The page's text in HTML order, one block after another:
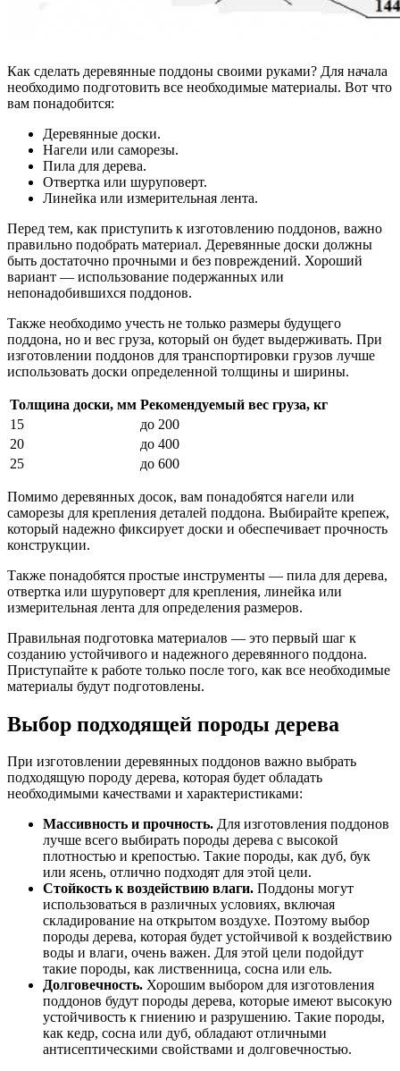
Как сделать деревянные поддоны своими руками? Для начала
необходимо подготовить все необходимые материалы. Вот что
вам понадобится:
Деревянные доски.
Нагели или саморезы.
Пила для дерева.
Отвертка или шуруповерт.
Линейка или измерительная лента.
Перед тем, как приступить к изготовлению поддонов, важно
правильно подобрать материал. Деревянные доски должны
быть достаточно прочными и без повреждений. Хороший
вариант — использование подержанных или
непонадобившихся поддонов.
Также необходимо учесть не только размеры будущего
поддона, но и вес груза, который он будет выдерживать. При
изготовлении поддонов для транспортировки грузов лучше
использовать доски определенной толщины и ширины.
Толщина доски, мм Рекомендуемый вес груза, кг
15
до 200
20
до 400
25
до 600
Помимо деревянных досок, вам понадобятся нагели или
саморезы для крепления деталей поддона. Выбирайте крепеж,
который надежно фиксирует доски и обеспечивает прочность
конструкции.
Также понадобятся простые инструменты — пила для дерева,
отвертка или шуруповерт для крепления, линейка или
измерительная лента для определения размеров.
Правильная подготовка материалов — это первый шаг к
созданию устойчивого и надежного деревянного поддона.
Приступайте к работе только после того, как все необходимые
материалы будут подготовлены.
Выбор подходящей породы дерева
При изготовлении деревянных поддонов важно выбрать
подходящую породу дерева, которая будет обладать
необходимыми качествами и характеристиками:
Массивность и прочность. Для изготовления поддонов
лучше всего выбирать породы дерева с высокой
плотностью и крепостью. Такие породы, как дуб, бук
или ясень, отлично подходят для этой цели.
Стойкость к воздействию влаги. Поддоны могут
использоваться в различных условиях, включая
складирование на открытом воздухе. Поэтому выбор
породы дерева, которая будет устойчивой к воздействию
воды и влаги, очень важен. Для этой цели подойдут
такие породы, как лиственница, сосна или ель.
Долговечность. Хорошим выбором для изготовления
поддонов будут породы дерева, которые имеют высокую
устойчивость к гниению и разрушению. Такие породы,
как кедр, сосна или дуб, обладают отличными
антисептическими свойствами и долговечностью.